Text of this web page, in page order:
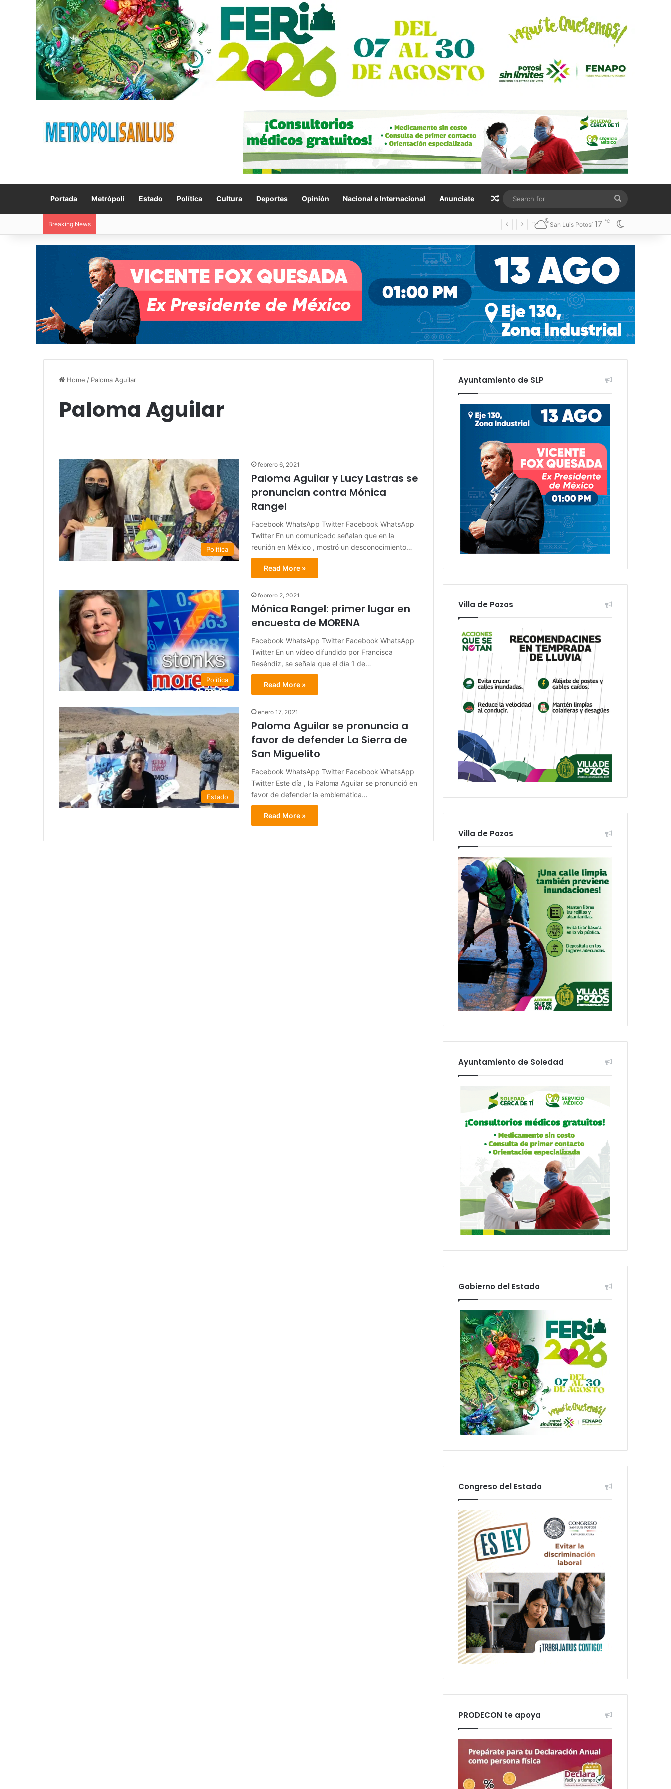
Portada Metrópoli Estado Política Cultura Deportes Opinión Nacional e Internacional Anunciate Random Article
for
Breaking News San Luis Potosí 17 ℃
Home / Paloma Aguilar
Paloma Aguilar
Política
febrero 6, 2021
Paloma Aguilar y Lucy Lastras se
pronuncian contra Mónica
Rangel
Facebook WhatsApp Twitter Facebook WhatsApp
Twitter En un comunicado señalan que en la
reunión en México , mostró un desconocimiento…
Read More »
Política
febrero 2, 2021
Mónica Rangel: primer lugar en
encuesta de MORENA
Facebook WhatsApp Twitter Facebook WhatsApp
Twitter En un vídeo difundido por Francisca
Reséndiz, se señala que el día 1 de…
Read More »
Estado
enero 17, 2021
Paloma Aguilar se pronuncia a
favor de defender La Sierra de
San Miguelito
Facebook WhatsApp Twitter Facebook WhatsApp
Twitter Este día , la Paloma Aguilar se pronunció en
favor de defender la emblemática…
Read More »
Ayuntamiento de SLP
Villa de Pozos
Villa de Pozos
Ayuntamiento de Soledad
Gobierno del Estado
Congreso del Estado
PRODECON te apoya